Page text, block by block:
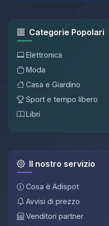
Categorie Popolari
Elettronica
Moda
Casa e Giardino
Sport e tempo libero
Libri
Il nostro servizio
Cosa è Adispot
Avvisi di prezzo
Venditori partner